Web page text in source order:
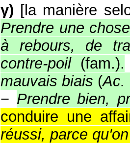
γ) [la manière
Prendre une
à rebours, de
contre-poil(fam.).
mauvais biais (Ac.
− Prendre bien,
conduire une
réussi, parce